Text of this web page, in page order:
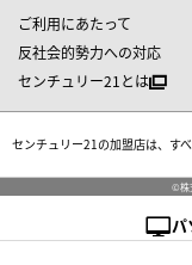
ご利用にあたって
反社会的勢力への対応
センチュリー21とは
センチュリー21の加盟店は、すべ
©株
パ